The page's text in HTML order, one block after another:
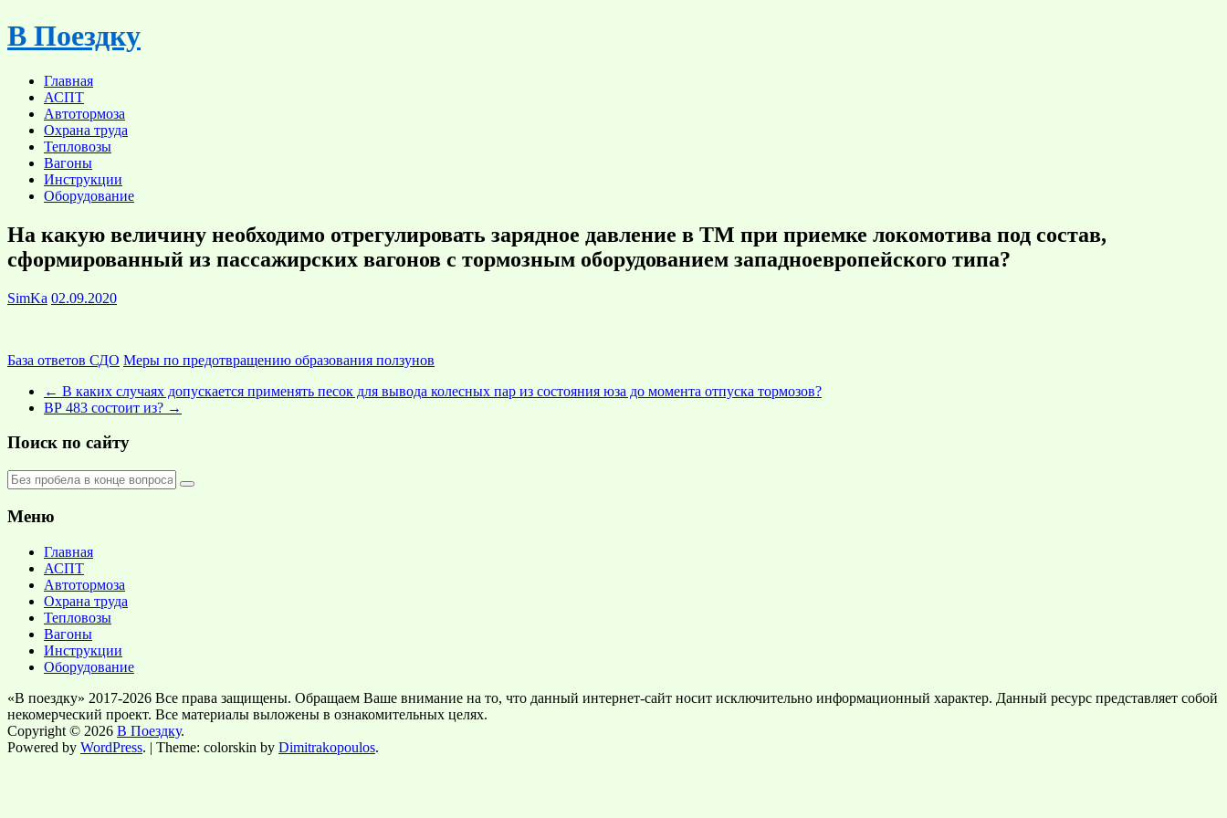
Skip
to
В Поездку
Главная
АСПТ
Автотормоза
Охрана труда
Тепловозы
Вагоны
Инструкции
Оборудование
На какую величину необходимо отрегулировать зарядное давление в ТМ при приемке локомотива под состав,
сформированный из пассажирских вагонов с тормозным оборудованием западноевропейского типа?
SimKa 02.09.2020
База ответов СДО Меры по предотвращению образования ползунов
← В каких случаях допускается применять песок для вывода колесных пар из состояния юза до момента отпуска тормозов?
ВР 483 состоит из? →
Поиск по сайту
Меню
Главная
АСПТ
Автотормоза
Охрана труда
Тепловозы
Вагоны
Инструкции
Оборудование
«В поездку» 2017-2026 Все права защищены. Обращаем Ваше внимание на то, что данный интернет-сайт носит исключительно информационный характер. Данный ресурс представляет собой
некомерческий проект. Все материалы выложены в ознакомительных целях.
Copyright © 2026 В Поездку.
Powered by WordPress. | Theme: colorskin by Dimitrakopoulos.